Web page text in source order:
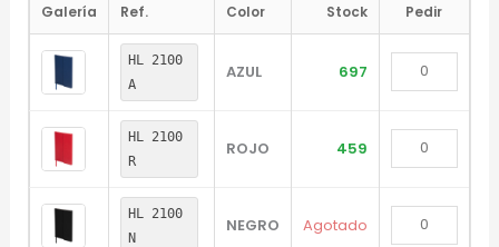
Galería Ref. Color Stock Pedir
HL 2100
A
AZUL 697
HL 2100
R
ROJO 459
HL 2100
N
NEGRO Agotado